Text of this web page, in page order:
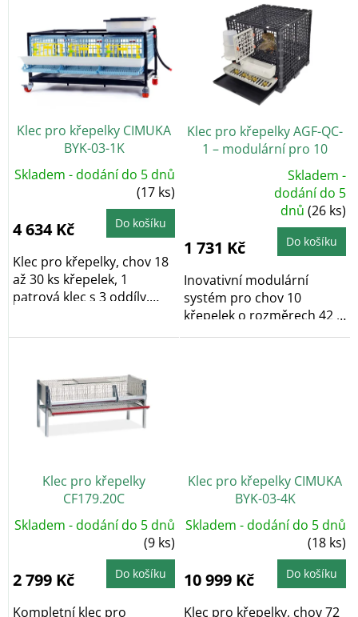
k
Klec pro křepelky CIMUKA
BYK-03-1K
Skladem - dodání do 5 dnů
(17 ks)
4 634 Kč Do košíku
Klec pro křepelky, chov 18
až 30 ks křepelek, 1
patrová klec s 3 oddíly,
Klec pro křepelky AGF-QC-
1 – modulární pro 10
křepelek
z
5
hvězdiček.
Skladem -
dodání do 5
dnů(26 ks)
1 731 Kč Do košíku
Inovativní modulární
systém pro chov 10
křepelek o rozměrech 42 x
42 x 42 cm. Tato klec...
Klec pro křepelky
CF179.20C
Skladem - dodání do 5 dnů
(9 ks)
2 799 Kč Do košíku
Kompletní klec pro
Klec pro křepelky CIMUKA
BYK-03-4K
Skladem - dodání do 5 dnů
(18 ks)
10 999 Kč Do košíku
Klec pro křepelky, chov 72